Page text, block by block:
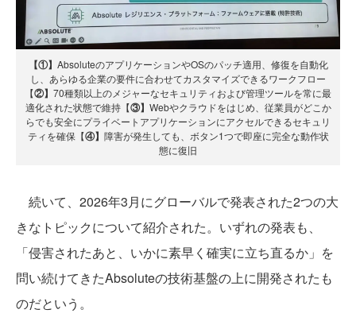
【①】 AbsoluteのアプリケーションやOSのパッチ適用、修復を自動化
し、あらゆる企業の要件に合わせてカスタマイズできるワークフロー
【②】 70種類以上のメジャーなセキュリティおよび管理ツールを常に最
適化された状態で維持【③】 Webやクラウドをはじめ、従業員がどこか
らでも安全にプライベートアプリケーションにアクセルできるセキュリ
ティを確保【④】 障害が発生しても、ボタン1つで即座に完全な動作状
態に復旧
続いて、2026年3月にグローバルで発表された2つの大
きなトピックについて紹介された。いずれの発表も、
「侵害されたあと、いかに素早く確実に立ち直るか」を
問い続けてきたAbsoluteの技術基盤の上に開発されたも
のだという。